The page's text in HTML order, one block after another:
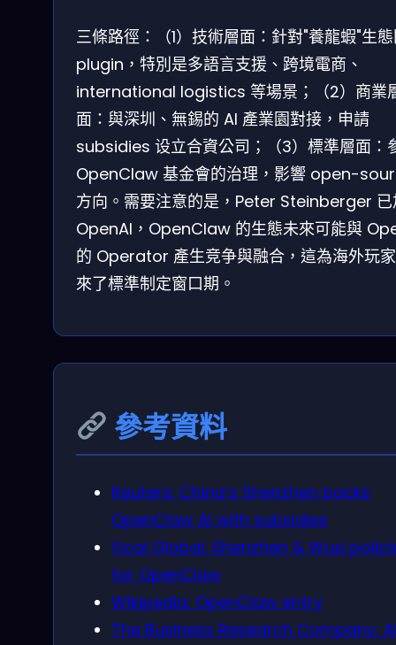
三條路徑：（1）技術層面：針對"養龍蝦"生
plugin，特別是多語言支援、跨境電商、
international logistics 等場景；（2）商業
面：與深圳、無錫的 AI 產業園對接，申請
subsidies 设立合資公司；（3）標準層面：
OpenClaw 基金會的治理，影響 open-
方向。需要注意的是，Peter Steinberger 已
OpenAI，OpenClaw 的生態未來可能與
的 Operator 產生竞争與融合，這為海外玩
來了標準制定窗口期。
參考資料
Reuters: China’s Shenzhen backs
OpenClaw AI with subsidies
Yicai Global: Shenzhen & Wuxi
for OpenClaw
Wikipedia: OpenClaw entry
The Business Research Company: